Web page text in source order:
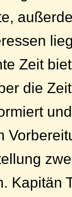
Zeit
die
Kapitän